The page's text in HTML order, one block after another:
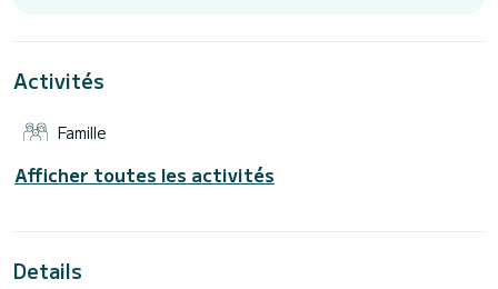
Activités
Famille
Afficher toutes les activités
Details